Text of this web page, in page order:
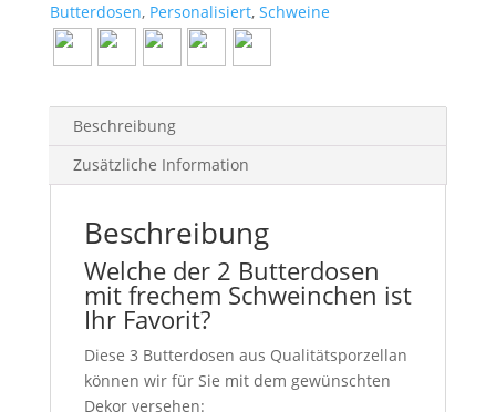
Butterdosen, Personalisiert, Schweine
Beschreibung
Zusätzliche Information
Beschreibung
Welche der 2 Butterdosen
mit frechem Schweinchen ist
Ihr Favorit?
Diese 3 Butterdosen aus Qualitätsporzellan
können wir für Sie mit dem gewünschten
Dekor versehen: